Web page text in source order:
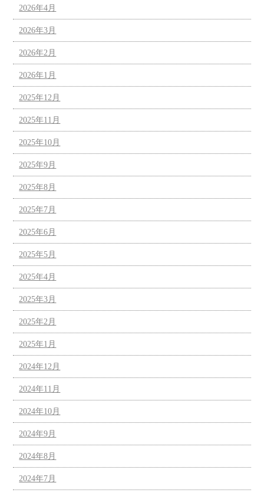
2026年4月
2026年3月
2026年2月
2026年1月
2025年12月
2025年11月
2025年10月
2025年9月
2025年8月
2025年7月
2025年6月
2025年5月
2025年4月
2025年3月
2025年2月
2025年1月
2024年12月
2024年11月
2024年10月
2024年9月
2024年8月
2024年7月